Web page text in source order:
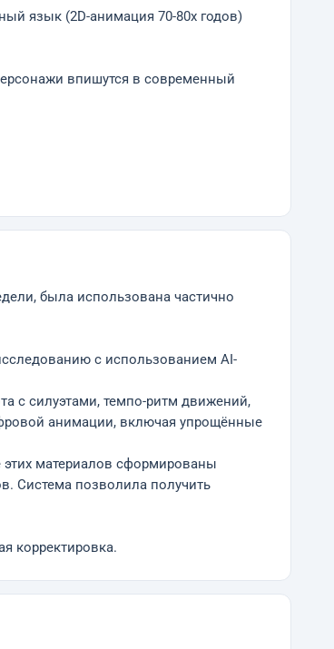
язык (2D-анимация 70-80х годов)
впишутся в современный
была использована частично
с использованием AI-
с силуэтами, темпо-ритм движений,
анимации, включая упрощённые
материалов сформированы
Система позволила получить
корректировка.